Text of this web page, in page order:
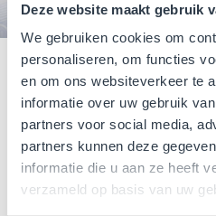
Deze website maakt gebruik
We gebruiken cookies om
personaliseren, om functies
en om ons websiteverkeer te
informatie over uw gebruik
partners voor social media,
partners kunnen deze
informatie die u aan ze heeft
verzameld op basis van uw
17 July 2026 Blog,RFID
UCODE X: EEN
NIEUWE
STANDAARD
VOOR RFID-
PRESTATIES IN